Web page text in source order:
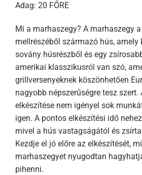
Adag: 20 FŐRE
Mi a marhaszegy? A marhaszegy
mellrészéből származó hús, amely
sovány húsrészből és egy
amerikai klasszikusról van szó,
grillversenyeknek köszönhetően
nagyobb népszerűségre tesz szert.
elkészítése nem igényel sok
igen. A pontos elkészítési idő
mivel a hús vastagságától és
Kezdje el jó előre az elkészítését,
marhaszegyet nyugodtan
pihenni.